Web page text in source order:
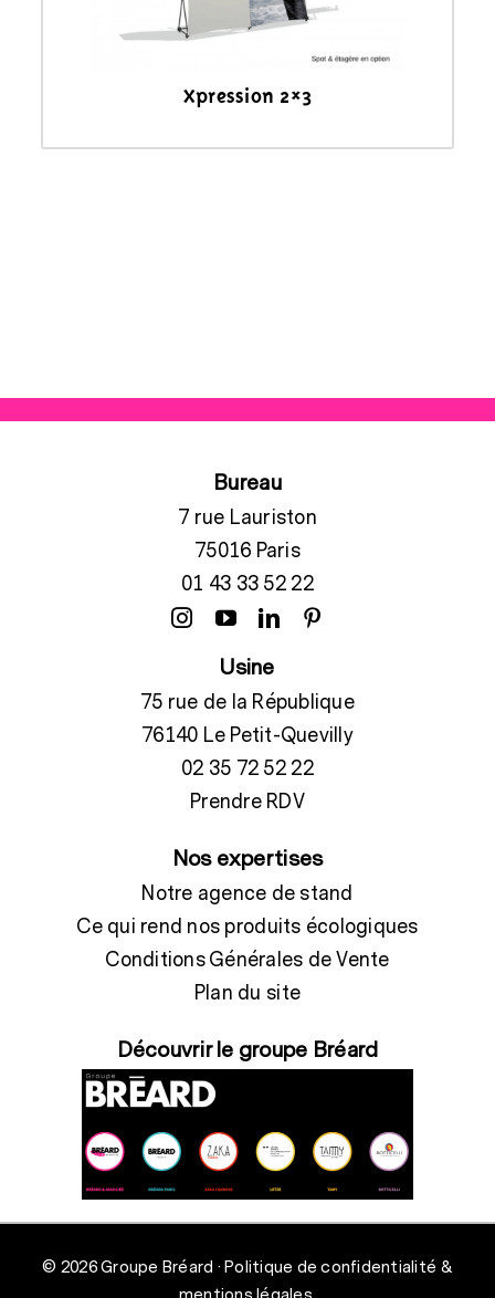
Xpression 2×3
Bureau
7 rue Lauriston
75016 Paris
01 43 33 52 22
Usine
75 rue de la République
76140 Le Petit-Quevilly
02 35 72 52 22
Prendre RDV
Nos expertises
Notre agence de stand
Ce qui rend nos produits écologiques
Conditions Générales de Vente
Plan du site
Découvrir le groupe Bréard
© 2026 Groupe Bréard ·Politique de confidentialité &